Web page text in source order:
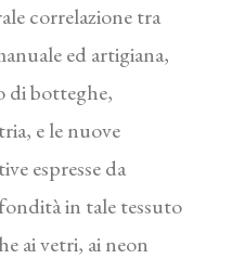
correlazione tra
ed artigiana,
di botteghe,
e le nuove
espresse da
in tale tessuto
ai vetri, ai neon